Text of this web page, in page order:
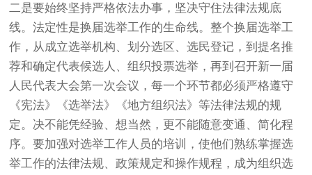
二是要始终坚持严格依法办事，坚决守住法律法规底
线。法定性是换届选举工作的生命线。整个换届选举工
作，从成立选举机构、划分选区、选民登记，到提名推
荐和确定代表候选人、组织投票选举，再到召开新一届
人民代表大会第一次会议，每一个环节都必须严格遵守
《宪法》《选举法》《地方组织法》等法律法规的规
定。决不能凭经验、想当然，更不能随意变通、简化程
序。要加强对选举工作人员的培训，使他们熟练掌握选
举工作的法律法规、政策规定和操作规程，成为组织选